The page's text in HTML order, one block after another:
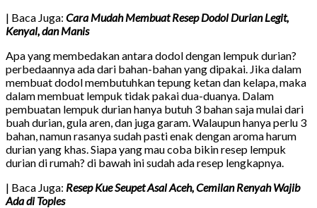
| Baca Juga: Cara Mudah Membuat Resep Dodol Durian Legit,
Kenyal, dan Manis
Apa yang membedakan antara dodol dengan lempuk durian?
perbedaannya ada dari bahan-bahan yang dipakai. Jika dalam
membuat dodol membutuhkan tepung ketan dan kelapa, maka
dalam membuat lempuk tidak pakai dua-duanya. Dalam
pembuatan lempuk durian hanya butuh 3 bahan saja mulai dari
buah durian, gula aren, dan juga garam. Walaupun hanya perlu 3
bahan, namun rasanya sudah pasti enak dengan aroma harum
durian yang khas. Siapa yang mau coba bikin resep lempuk
durian di rumah? di bawah ini sudah ada resep lengkapnya.
| Baca Juga: Resep Kue Seupet Asal Aceh, Cemilan Renyah Wajib
Ada di Toples